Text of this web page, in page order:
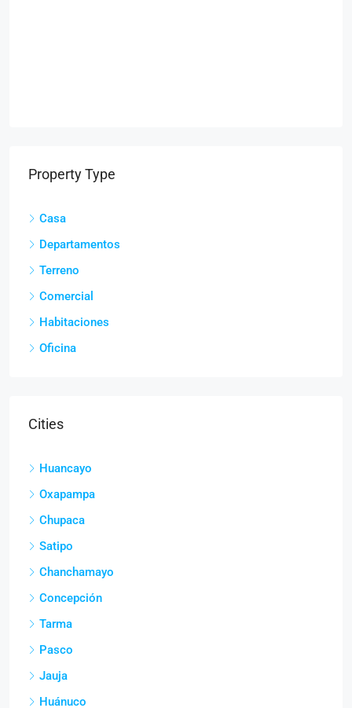
Property Type
Casa
Departamentos
Terreno
Comercial
Habitaciones
Oficina
Cities
Huancayo
Oxapampa
Chupaca
Satipo
Chanchamayo
Concepción
Tarma
Pasco
Jauja
Huánuco